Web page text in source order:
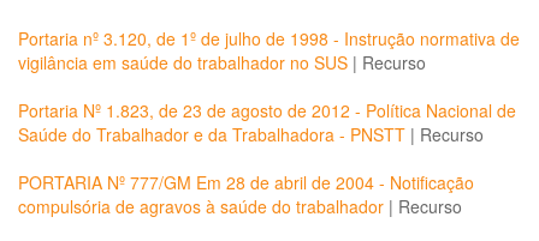
Portaria nº 3.120, de 1º de julho de 1998 - Instrução normativa de
vigilância em saúde do trabalhador no SUS | Recurso
Portaria Nº 1.823, de 23 de agosto de 2012 - Política Nacional de
Saúde do Trabalhador e da Trabalhadora - PNSTT | Recurso
PORTARIA Nº 777/GM Em 28 de abril de 2004 - Notificação
compulsória de agravos à saúde do trabalhador | Recurso